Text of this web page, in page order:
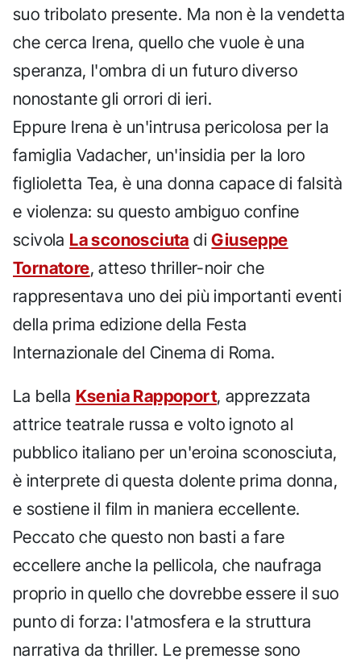
suo tribolato presente. Ma non è la vendetta
che cerca Irena, quello che vuole è una
speranza, l'ombra di un futuro diverso
nonostante gli orrori di ieri.
Eppure Irena è un'intrusa pericolosa per la
famiglia Vadacher, un'insidia per la loro
figlioletta Tea, è una donna capace di falsità
e violenza: su questo ambiguo confine
scivola La sconosciuta diGiuseppe
Tornatore, atteso thriller-noir che
rappresentava uno dei più importanti eventi
della prima edizione della Festa
Internazionale del Cinema di Roma.
La bella Ksenia Rappoport, apprezzata
attrice teatrale russa e volto ignoto al
pubblico italiano per un'eroina sconosciuta,
è interprete di questa dolente prima donna,
e sostiene il film in maniera eccellente.
Peccato che questo non basti a fare
eccellere anche la pellicola, che naufraga
proprio in quello che dovrebbe essere il suo
punto di forza: l'atmosfera e la struttura
narrativa da thriller. Le premesse sono